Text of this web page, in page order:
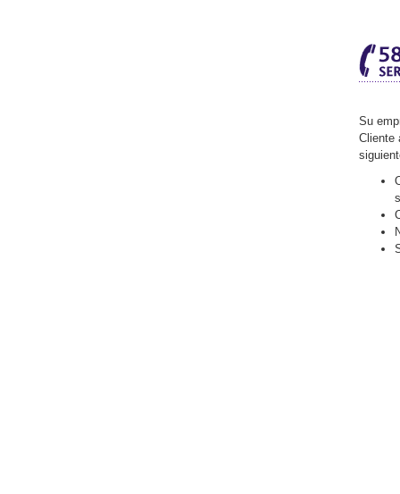
Su
Cliente